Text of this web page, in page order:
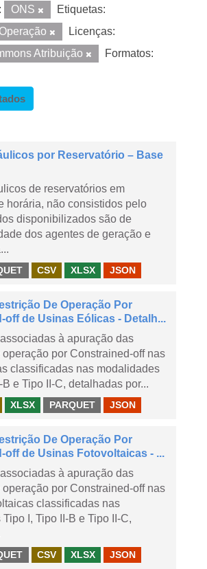
ONS
Etiquetas:
Licenças:
Atribuição
Formatos:
por Reservatório – Base
de reservatórios em
horária, não consistidos pelo
disponibilizados são de
dos agentes de geração e
CSV XLSX JSON
De Operação Por
off de Usinas Eólicas - Detalh...
à apuração das
operação por Constrained-off nas
classificadas nas modalidades
e Tipo II-C, detalhadas por...
XLSX PARQUET JSON
De Operação Por
off de Usinas Fotovoltaicas - ...
à apuração das
operação por Constrained-off nas
classificadas nas
I, Tipo II-B e Tipo II-C,
CSV XLSX JSON